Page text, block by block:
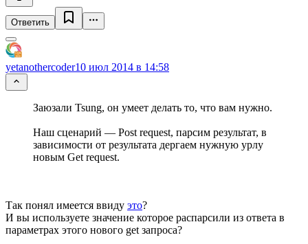
Ответить
yetanothercoder10 июл 2014 в 14:58
Заюзали Tsung, он умеет делать то, что вам нужно.
Наш сценарий — Post request, парсим результат, в
зависимости от результата дергаем нужную урлу
новым Get request.
Так понял имеется ввиду это?
И вы используете значение которое распарсили из ответа в
параметрах этого нового get запроса?